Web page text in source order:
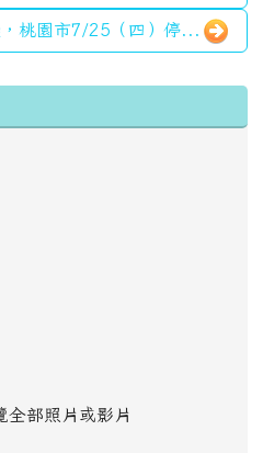
桃園市7/25（四）停...
全部照片或影片